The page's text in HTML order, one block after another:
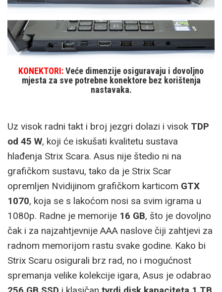
KONEKTORI:Veće dimenzije osiguravaju i dovoljno
mjesta za sve potrebne konektore bez korištenja
nastavaka.
Uz visok radni takt i broj jezgri dolazi i visok TDP
od 45 W, koji će iskušati kvalitetu sustava
hlađenja Strix Scara. Asus nije štedio ni na
grafičkom sustavu, tako da je Strix Scar
opremljen Nvidijinom grafičkom karticom GTX
1070, koja se s lakoćom nosi sa svim igrama u
1080p. Radne je memorije 16 GB, što je dovoljno
čak i za najzahtjevnije AAA naslove čiji zahtjevi za
radnom memorijom rastu svake godine. Kako bi
Strix Scaru osigurali brz rad, no i mogućnost
spremanja velike kolekcije igara, Asus je odabrao